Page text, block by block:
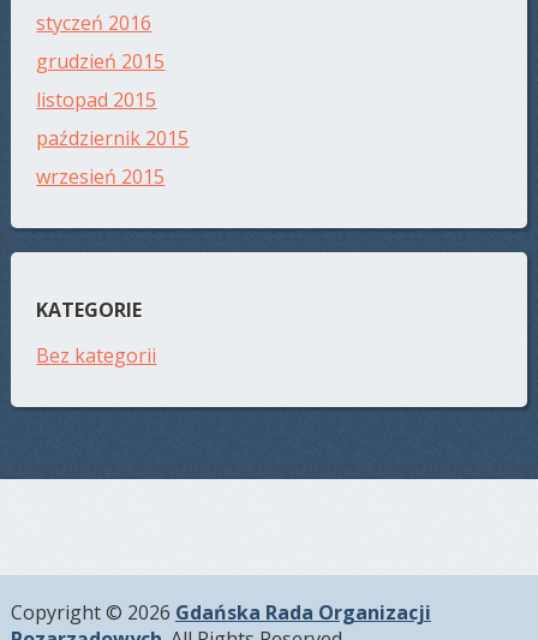
styczeń 2016
grudzień 2015
listopad 2015
październik 2015
wrzesień 2015
KATEGORIE
Bez kategorii
Copyright © 2026 Gdańska Rada Organizacji